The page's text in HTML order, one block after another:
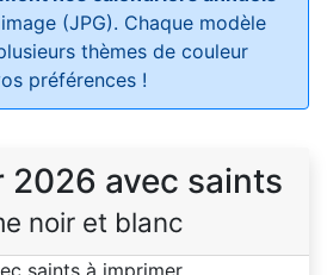
(JPG). Chaque modèle
thèmes de couleur
préférences !
2026 avec saints
noir et blanc